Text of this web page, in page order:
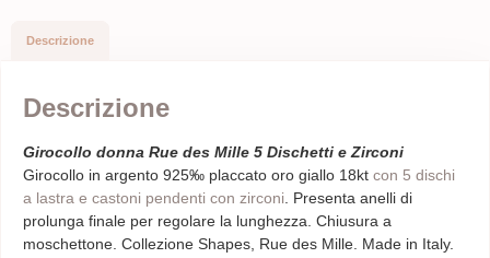
Descrizione
Descrizione
Girocollo donna Rue des Mille 5 Dischetti e Zirconi
Girocollo in argento 925‰ placcato oro giallo 18kt con 5 dischi
a lastra e castoni pendenti con zirconi . Presenta anelli di
prolunga finale per regolare la lunghezza. Chiusura a
moschettone. Collezione Shapes, Rue des Mille. Made in Italy.